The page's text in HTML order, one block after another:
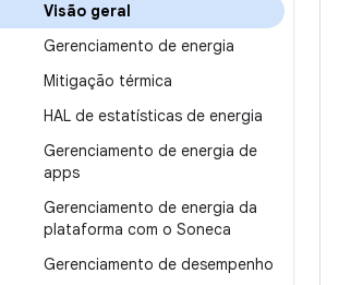
Visão geral
Gerenciamento de energia
Mitigação térmica
HAL de estatísticas de energia
Gerenciamento de energia de
apps
Gerenciamento de energia da
plataforma com o Soneca
Gerenciamento de desempenho